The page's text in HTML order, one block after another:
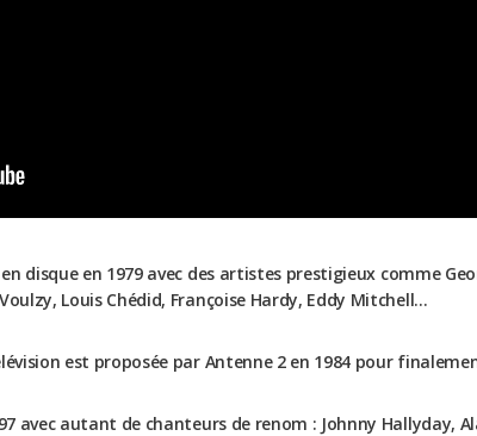
disque en 1979 avec des artistes prestigieux comme
Louis Chédid, Françoise Hardy, Eddy Mitchell…
est proposée par Antenne 2 en 1984 pour
avec autant de chanteurs de renom : Johnny Hallyday,